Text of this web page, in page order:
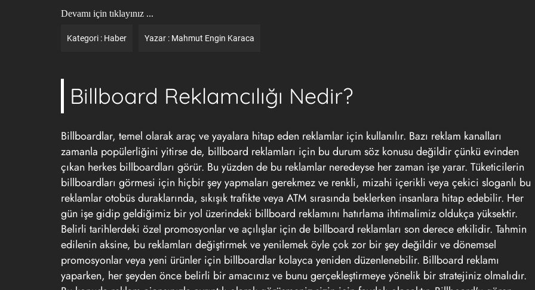
Devamı için tıklayınız ...
Kategori : Haber Yazar : Mahmut Engin Karaca
Billboard Reklamcılığı Nedir?
Billboardlar, temel olarak araç ve yayalara hitap eden reklamlar için kullanılır. Bazı reklam kanalları
zamanla popülerliğini yitirse de, billboard reklamları için bu durum söz konusu değildir çünkü evinden
çıkan herkes billboardları görür. Bu yüzden de bu reklamlar neredeyse her zaman işe yarar. Tüketicilerin
billboardları görmesi için hiçbir şey yapmaları gerekmez ve renkli, mizahi içerikli veya çekici sloganlı bu
reklamlar otobüs duraklarında, sıkışık trafikte veya ATM sırasında beklerken insanlara hitap edebilir. Her
gün işe gidip geldiğimiz bir yol üzerindeki billboard reklamını hatırlama ihtimalimiz oldukça yüksektir.
Belirli tarihlerdeki özel promosyonlar ve açılışlar için de billboard reklamları son derece etkilidir. Tahmin
edilenin aksine, bu reklamları değiştirmek ve yenilemek öyle çok zor bir şey değildir ve dönemsel
promosyonlar veya yeni ürünler için billboardlar kolayca yeniden düzenlenebilir. Billboard reklamı
yaparken, her şeyden önce belirli bir amacınız ve bunu gerçekleştirmeye yönelik bir stratejiniz olmalıdır.